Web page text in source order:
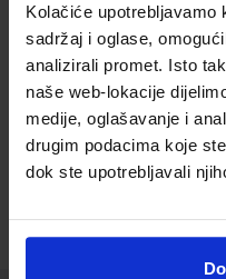
Kolačiće upotrebljavamo
sadržaj i oglase,
analizirali promet. Isto
naše web-lokacije
medije, oglašavanje i
drugim podacima koje
dok ste upotrebljavali
Cijene su maloprodajne
Narudžbe u vrijednosti
Overseas Expressom
putem Box Now
Isporuka i rukovanje
pouzećem naplaćuje
Za narudžbe u